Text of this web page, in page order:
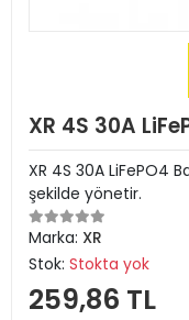
XR 4S 30A
XR 4S 30A LiFePO4
şekilde yönetir.
Marka: XR
Stok: Stokta yok
259,86 TL